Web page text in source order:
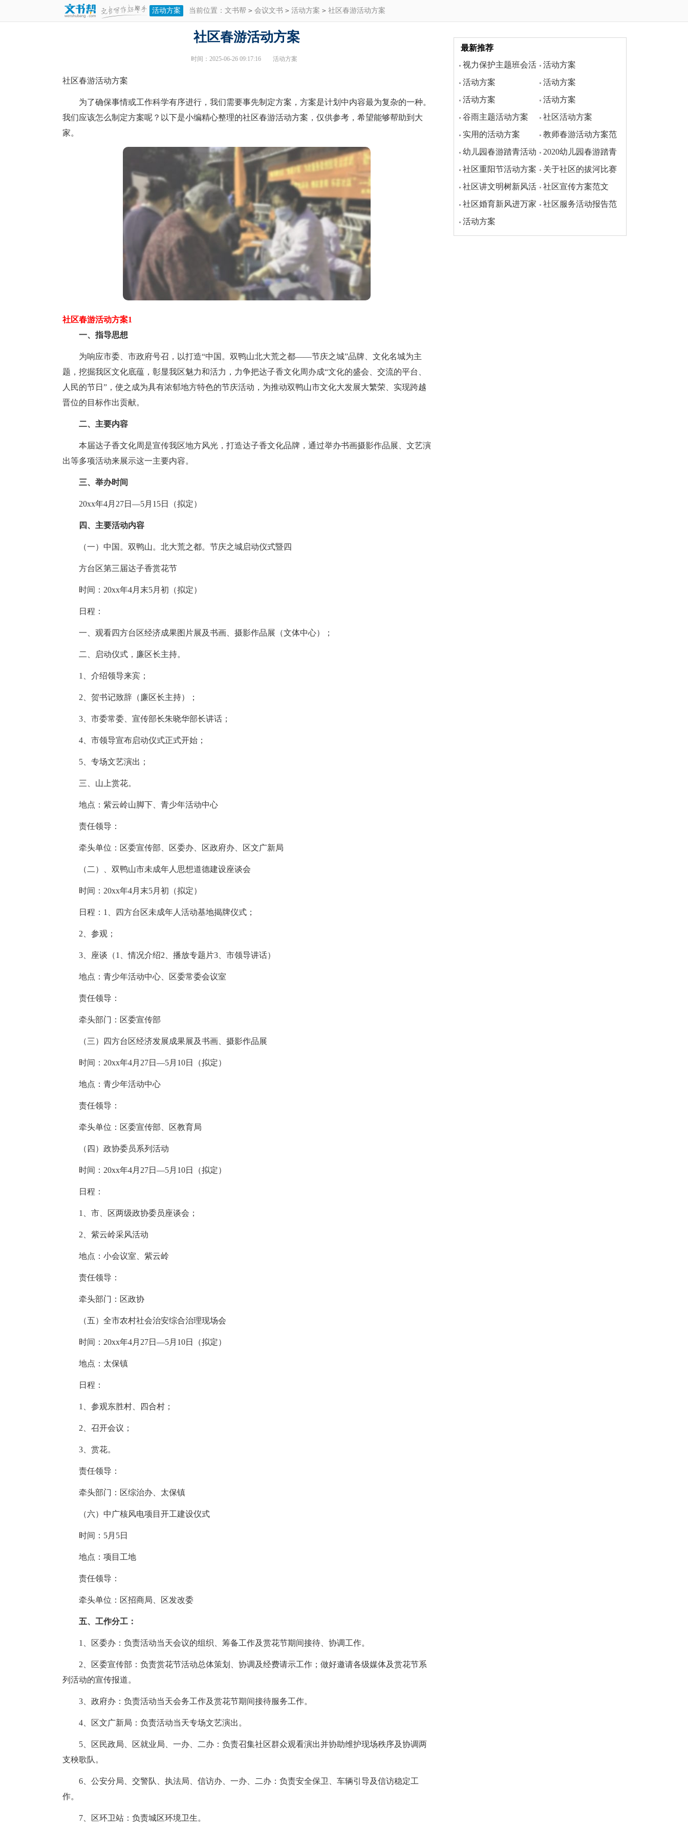
活动方案 当前位置： 文书帮 > 会议文书 > 活动方案 > 社区春游活动方案
社区春游活动方案
时间：2025-06-26 09:17:16 活动方案
社区春游活动方案
为了确保事情或工作科学有序进行，我们需要事先制定方案，方案是计划中内容最为复杂的一种。
我们应该怎么制定方案呢？以下是小编精心整理的社区春游活动方案，仅供参考，希望能够帮助到大
家。
社区春游活动方案1
一、指导思想
为响应市委、市政府号召，以打造“中国。双鸭山北大荒之都——节庆之城”品牌、文化名城为主
题，挖掘我区文化底蕴，彰显我区魅力和活力，力争把达子香文化周办成“文化的盛会、交流的平台、
人民的节日”，使之成为具有浓郁地方特色的节庆活动，为推动双鸭山市文化大发展大繁荣、实现跨越
晋位的目标作出贡献。
二、主要内容
本届达子香文化周是宣传我区地方风光，打造达子香文化品牌，通过举办书画摄影作品展、文艺演
出等多项活动来展示这一主要内容。
三、举办时间
20xx年4月27日—5月15日（拟定）
四、主要活动内容
（一）中国。双鸭山。北大荒之都。节庆之城启动仪式暨四
方台区第三届达子香赏花节
时间：20xx年4月末5月初（拟定）
日程：
一、观看四方台区经济成果图片展及书画、摄影作品展（文体中心）；
二、启动仪式，廉区长主持。
1、介绍领导来宾；
2、贺书记致辞（廉区长主持）；
3、市委常委、宣传部长朱晓华部长讲话；
4、市领导宣布启动仪式正式开始；
5、专场文艺演出；
三、山上赏花。
地点：紫云岭山脚下、青少年活动中心
责任领导：
牵头单位：区委宣传部、区委办、区政府办、区文广新局
（二）、双鸭山市未成年人思想道德建设座谈会
时间：20xx年4月末5月初（拟定）
日程：1、四方台区未成年人活动基地揭牌仪式；
2、参观；
3、座谈（1、情况介绍2、播放专题片3、市领导讲话）
地点：青少年活动中心、区委常委会议室
责任领导：
牵头部门：区委宣传部
（三）四方台区经济发展成果展及书画、摄影作品展
时间：20xx年4月27日—5月10日（拟定）
地点：青少年活动中心
责任领导：
牵头单位：区委宣传部、区教育局
（四）政协委员系列活动
时间：20xx年4月27日—5月10日（拟定）
日程：
1、市、区两级政协委员座谈会；
2、紫云岭采风活动
地点：小会议室、紫云岭
责任领导：
牵头部门：区政协
（五）全市农村社会治安综合治理现场会
时间：20xx年4月27日—5月10日（拟定）
地点：太保镇
日程：
1、参观东胜村、四合村；
2、召开会议；
3、赏花。
责任领导：
牵头部门：区综治办、太保镇
（六）中广核风电项目开工建设仪式
时间：5月5日
地点：项目工地
责任领导：
牵头单位：区招商局、区发改委
五、工作分工：
1、区委办：负责活动当天会议的组织、筹备工作及赏花节期间接待、协调工作。
2、区委宣传部：负责赏花节活动总体策划、协调及经费请示工作；做好邀请各级媒体及赏花节系
列活动的宣传报道。
3、政府办：负责活动当天会务工作及赏花节期间接待服务工作。
4、区文广新局：负责活动当天专场文艺演出。
5、区民政局、区就业局、一办、二办：负责召集社区群众观看演出并协助维护现场秩序及协调两
支秧歌队。
6、公安分局、交警队、执法局、信访办、一办、二办：负责安全保卫、车辆引导及信访稳定工
作。
7、区环卫站：负责城区环境卫生。
最新推荐
视力保护主题班会活
动方案
活动方案
活动方案
活动方案
活动方案
活动方案
谷雨主题活动方案
社区活动方案
实用的活动方案
教师春游活动方案范
文
幼儿园春游踏青活动
方案
2020幼儿园春游踏青
活动方案
社区重阳节活动方案 关于社区的拔河比赛
活动方案
社区讲文明树新风活
动方案范文
社区宣传方案范文
社区婚育新风进万家
活动方案
社区服务活动报告范
活动方案